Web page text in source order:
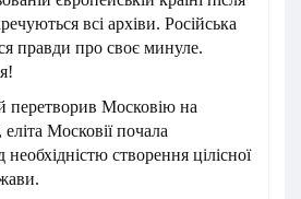
всі архіви. Російська
правди про своє минуле.
перетворив Московію на
Московії почала
створення цілісної